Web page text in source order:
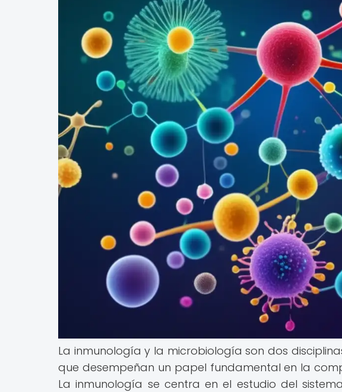
La inmunología y la microbiología son dos
que desempeñan un papel fundamental en la
La inmunología se centra en el estudio del